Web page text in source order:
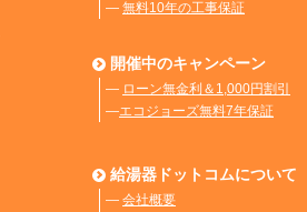
― 無料10年の工事保証
開催中のキャンペーン
― ローン無金利＆1,000円割引
―エコジョーズ無料7年保証
給湯器ドットコムについて
― 会社概要